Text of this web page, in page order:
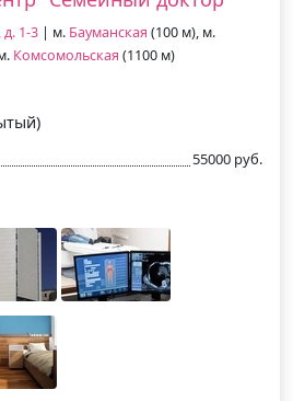
1-3 | м. Бауманская (100 м), м.
Комсомольская (1100 м)
55000 руб.